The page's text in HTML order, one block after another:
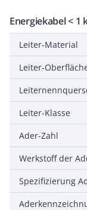
Energiekabel < 1
Leiter-Material
Leiter-
Leiter-Klasse
Ader-Zahl